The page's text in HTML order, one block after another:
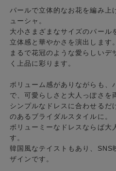
パールで立体的なお花を編み上
ューシャ 。
大小さまざまなサイズのパール
立体感と華やかさを演出します。
まるで花冠のような愛らしいデ
く上品に彩ります。
ボリューム感がありながらも、
で、可愛らしさと大人っぽさを
シンプルなドレスに合わせるだ
のあるブライダルスタイルに。
ボリューミーなドレスならば大
す。
韓国風なテイストもあり、SNS
ザインです。